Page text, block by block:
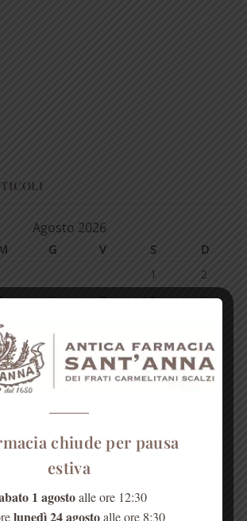
Agosto 2026
M G V S
D
1
2
6 7 8
9
21 22
23
28 29
30
chiude per pausa
estiva
1 agostoalle ore 12:30
lunedì 24 agostoalle ore 8:30